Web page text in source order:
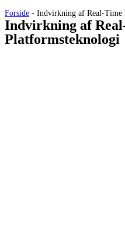
Forside - Indvirkning af Real-Time
Indvirkning af
Platformsteknologi